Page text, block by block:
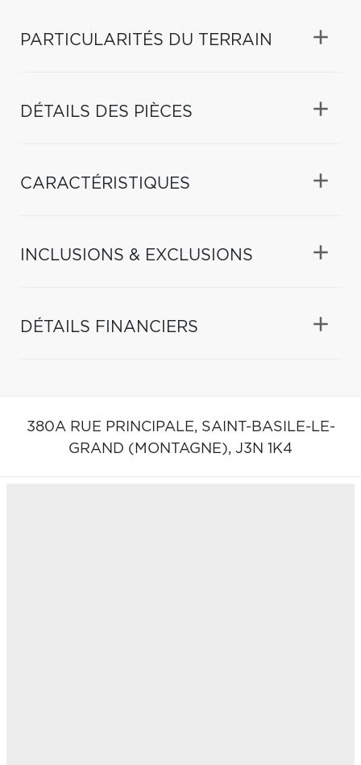
PARTICULARITÉS DU TERRAIN
DÉTAILS DES PIÈCES
CARACTÉRISTIQUES
INCLUSIONS & EXCLUSIONS
DÉTAILS FINANCIERS
380A RUE PRINCIPALE, SAINT-BASILE-LE-
GRAND (MONTAGNE), J3N 1K4